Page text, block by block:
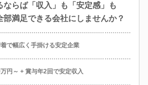
ならば「収入」も「安定感」も
部満足できる会社にしませんか？
で幅広く手掛ける安定企業
円～ + 賞与年2回で安定収入